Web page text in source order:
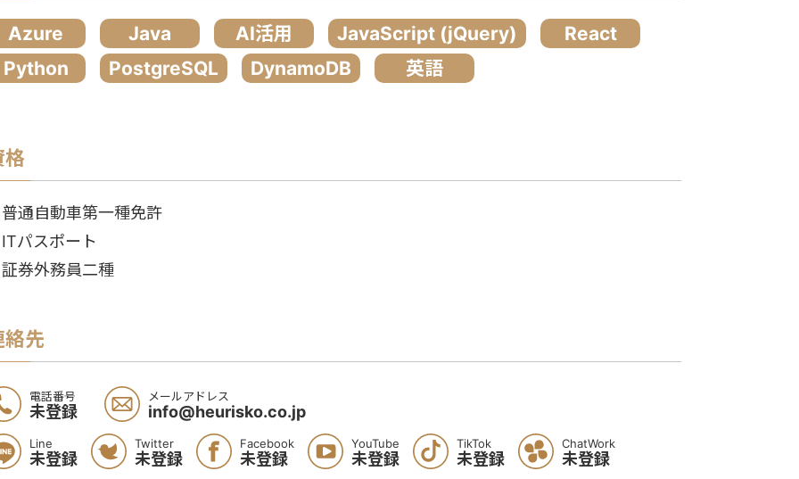
Azure Java AI活用 JavaScript (jQuery)
React
Python
PostgreSQL DynamoDB 英語
格
通自動車第一種免許
パスポート
券外務員二種
絡先
電話番号
未登録
メールアドレス
info@heurisko.co.jp
Line
未登録
Twitter
未登録
Facebook
未登録
YouTube
未登録
TikTok
未登録
ChatWork
未登録